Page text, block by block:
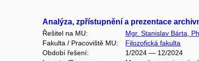
Analýza, zpřístupnění a prezentace
Řešitel na MU:
Mgr. Stanislav Bárta,
Fakulta / Pracoviště MU:
Filozofická fakulta
Období řešení:
1/2024 — 12/2024